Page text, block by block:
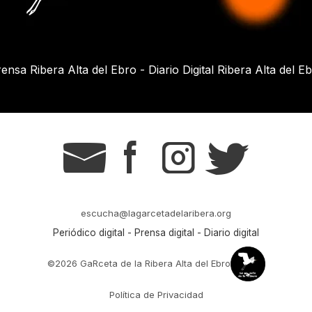
Ribera Alta del Ebro - Diario Digital Ribera Alta del
g s t r
escucha@lagarcetadelaribera.org
Periódico digital - Prensa digital - Diario digital
©2026 GaRceta de la Ribera Alta del Ebro
Política de Privacidad